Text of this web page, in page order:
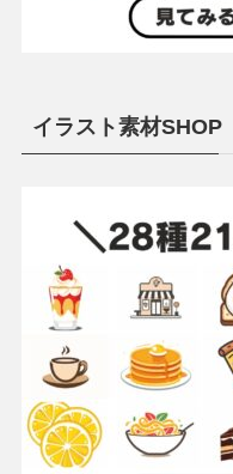
イラスト素材SHOP